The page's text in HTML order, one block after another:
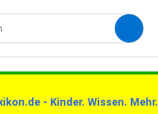
- Kinder. Wissen. Mehr.